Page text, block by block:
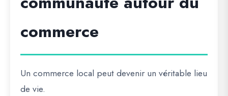
commerce
Un commerce local peut devenir un véritable lieu
de vie.